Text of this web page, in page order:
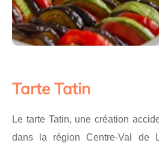
Tarte Tatin
Le tarte Tatin, une création
dans la région Centre-Val de